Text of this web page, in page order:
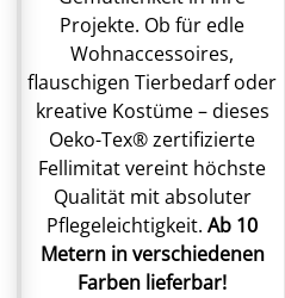
Projekte. Ob für edle
Wohnaccessoires,
flauschigen Tierbedarf oder
kreative Kostüme – dieses
Oeko-Tex® zertifizierte
Fellimitat vereint höchste
Qualität mit absoluter
Pflegeleichtigkeit.Ab 10
Metern in verschiedenen
Farben lieferbar!